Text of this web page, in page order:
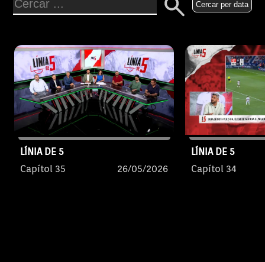
Cercar per data
LÍNIA DE 5
Capítol 35
26/05/2026
LÍNIA DE 5
Capítol 34